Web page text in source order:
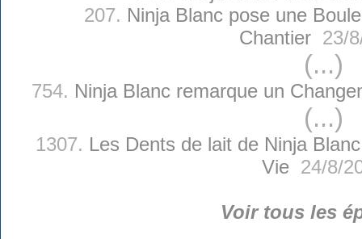
207. Ninja Blanc pose une
Chantier 23/
(...)
754. Ninja Blanc remarque un
(...)
1307. Les Dents de lait de Ninja
Vie24/8/
Voir tous les